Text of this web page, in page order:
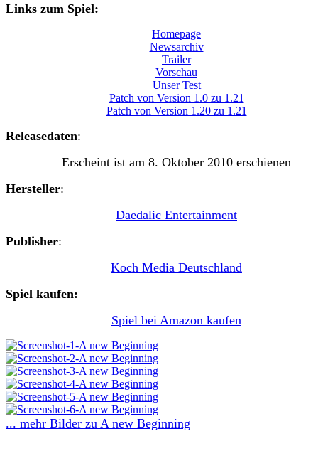
Links zum Spiel:
Homepage
Newsarchiv
Trailer
Vorschau
Unser Test
Patch von Version 1.0 zu 1.21
Patch von Version 1.20 zu 1.21
Releasedaten:
Erscheint ist am 8. Oktober 2010 erschienen
Hersteller:
Daedalic Entertainment
Publisher:
Koch Media Deutschland
Spiel kaufen:
Spiel bei Amazon kaufen
... mehr Bilder zu A new Beginning